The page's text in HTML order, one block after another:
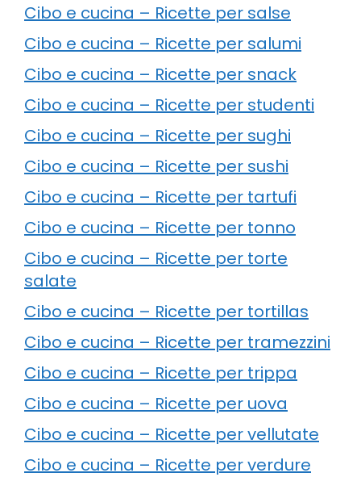
Cibo e cucina – Ricette per salse
Cibo e cucina – Ricette per salumi
Cibo e cucina – Ricette per snack
Cibo e cucina – Ricette per studenti
Cibo e cucina – Ricette per sughi
Cibo e cucina – Ricette per sushi
Cibo e cucina – Ricette per tartufi
Cibo e cucina – Ricette per tonno
Cibo e cucina – Ricette per torte
salate
Cibo e cucina – Ricette per tortillas
Cibo e cucina – Ricette per tramezzini
Cibo e cucina – Ricette per trippa
Cibo e cucina – Ricette per uova
Cibo e cucina – Ricette per vellutate
Cibo e cucina – Ricette per verdure